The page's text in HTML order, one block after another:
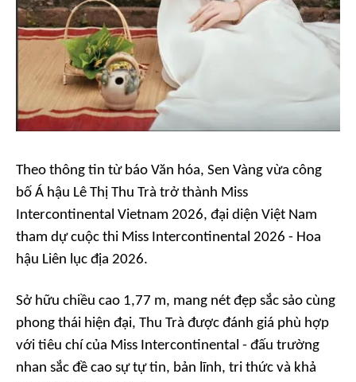
Theo thông tin từ báo Văn hóa, Sen Vàng vừa công
bố Á hậu Lê Thị Thu Trà trở thành Miss
Intercontinental Vietnam 2026, đại diện Việt Nam
tham dự cuộc thi Miss Intercontinental 2026 - Hoa
hậu Liên lục địa 2026.
Sở hữu chiều cao 1,77 m, mang nét đẹp sắc sảo cùng
phong thái hiện đại, Thu Trà được đánh giá phù hợp
với tiêu chí của Miss Intercontinental - đấu trường
nhan sắc đề cao sự tự tin, bản lĩnh, tri thức và khả